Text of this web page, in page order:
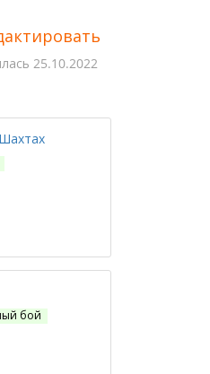
25.10.2022
бой